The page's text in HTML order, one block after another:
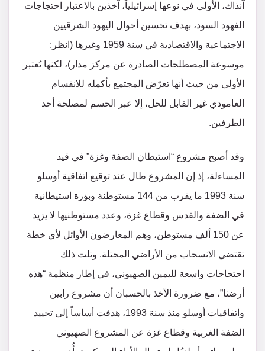
آنذاك، الأولى في نوعها إسرائيلياً، آخذين بالاعتبار احتجاجات
الفهود السود، بهدف تحسين أحوال اليهود الشرقيين
الاجتماعية والاقتصادية في سنة 1959 وغيرها (انظر:
موسوعة المصطلحات الصادرة عن مركز مدار)، لكنها تُعتبر
الأولى من حيث أنها تعرّض المجتمع بأكمله للانقسام
العامودي غير القابل للحل، إلا عبر الحسم لمصلحة أحد
الطرفين.
وقد أصبح مشروع “استيطان الضفة وغزة” في قيد
المساءلة، إذ إن المشروع طال عند توقيع اتفاقية أوسلو
سنة 1993 ما يقرب من 144 مستوطنة وبؤرة استيطانية
في الضفة والقدس وقطاع غزة، وعدد مستوطنيها لا يزيد
عن 150 ألف مستوطن، وهم المعارضون الأوائل لأي خطة
تقتضي الانسحاب من الأراضي المحتلة. وتلت ذلك
احتجاجات واسعة لليمين الصهيوني، في إطار منظمة “هذه
أرضنا”، مع ضرورة الأخذ بالحسبان أن مشروع رابين
واتفاقيات أوسلو منذ سنة 1993، هدفت أساساً إلى تحييد
الضفة الغربية وقطاع غزة عن المشروع الصهيوني